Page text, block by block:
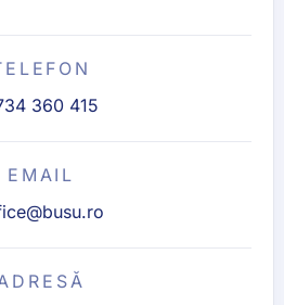
360 415
EMAIL